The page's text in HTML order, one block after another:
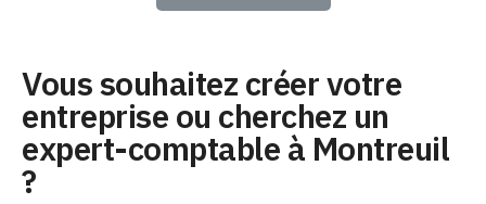
Vous souhaitez créer votre
entreprise ou cherchez un
expert-comptable à Montreuil
?